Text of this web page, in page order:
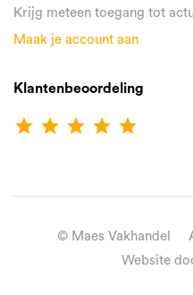
Krijg meteen toegang tot
Maak je account aan
Klantenbeoordeling
star star star star star
© Maes Vakhandel
Website